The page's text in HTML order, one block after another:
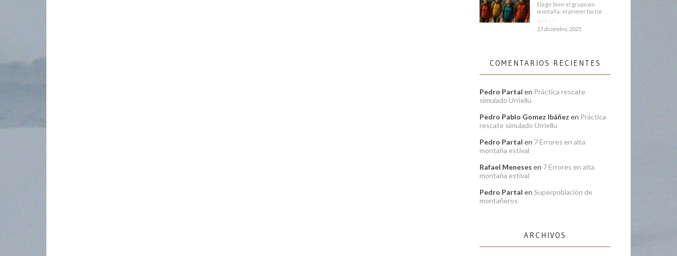
Elegir bien el grupo en
montaña: el primer factor
que condiciona tu
15 diciembre, 2025
COMENTARIOS RECIENTES
Pedro Partal en Práctica rescate
simulado Urriellu
Pedro Pablo Gomez Ibáñez en Práctica
rescate simulado Urriellu
Pedro Partal en 7 Errores en alta
montaña estival
Rafael Meneses en 7 Errores en alta
montaña estival
Pedro Partal en Superpoblación de
montañeros
ARCHIVOS